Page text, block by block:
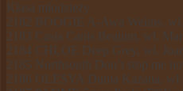
Klasa młodzieży
2182 BOOGIE A-Awa Weims,
2183 Casja Canis Beatum, wł.
2184 CHLOE Deep Grey, wł.
2185 Northsouth Don’t stop me
2186 OLESYA Duma Kazana,